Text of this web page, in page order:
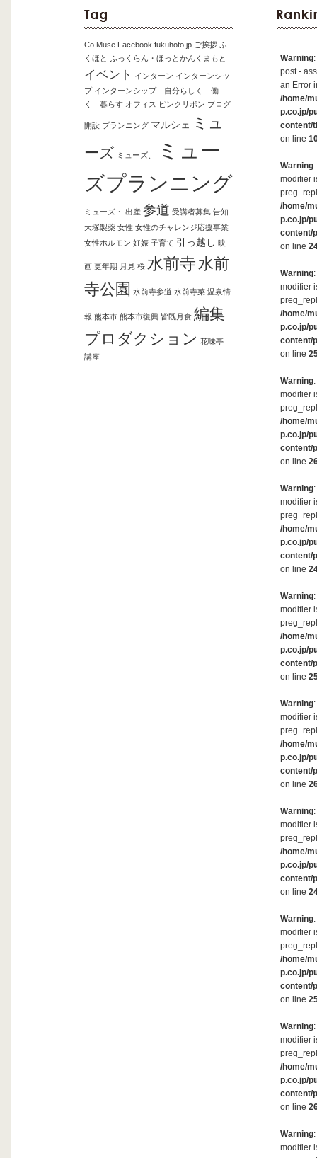
Co Muse Facebook fukuhoto.jp ご挨拶 ふ
くほと ふっくらん・ほっとかんくまもと
イベント インターン インターンシッ
プ インターンシップ 自分らしく 働
く 暮らす オフィス ピンクリボン ブログ
開設 プランニング マルシェ
ミュ
ーズ ミューズ、
ミュー
ズプランニング
ミューズ・ 出産 参道 受講者募集 告知
大塚製薬 女性 女性のチャレンジ応援事業
女性ホルモン 妊娠 子育て 引っ越し 映
画 更年期 月見 桜 水前寺水前
寺公園 水前寺参道 水前寺菜 温泉情
報 熊本市 熊本市復興 皆既月食 編集
プロダクション 花味亭
講座
Warning
post -
an Error
/home/
p.co.jp/
content/
on line
Warning
modifier
/home/
p.co.jp/
content/
on line
Warning
modifier
/home/
p.co.jp/
content/
on line
Warning
modifier
/home/
p.co.jp/
content/
on line
Warning
modifier
/home/
p.co.jp/
content/
on line
Warning
modifier
/home/
p.co.jp/
content/
on line
Warning
modifier
/home/
p.co.jp/
content/
on line
Warning
modifier
/home/
p.co.jp/
content/
on line
Warning
modifier
/home/
p.co.jp/
content/
on line
Warning
modifier
/home/
p.co.jp/
content/
on line
Warning
modifier